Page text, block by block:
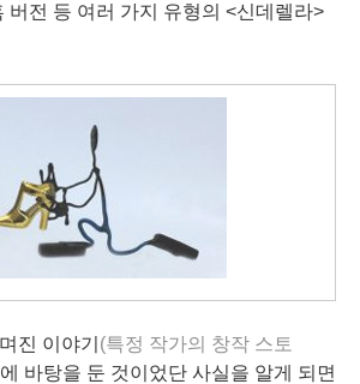
버전 등 여러 가지 유형의 <신데렐라>
진 이야기 (특정 작가의 창작 스토
에 바탕을 둔 것이었단 사실을 알게 되면